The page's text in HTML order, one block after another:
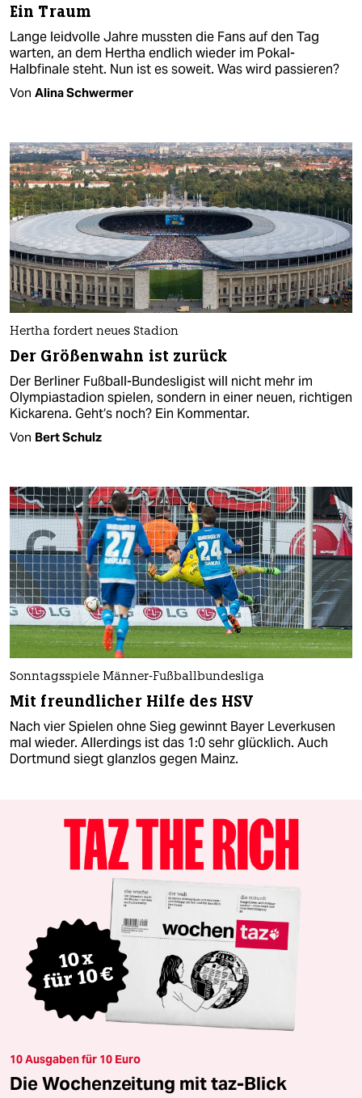
Ein Traum
Lange leidvolle Jahre mussten die Fans auf den Tag
warten, an dem Hertha endlich wieder im Pokal-
Halbfinale steht. Nun ist es soweit. Was wird passieren?
Von Alina Schwermer
Hertha fordert neues Stadion
Der Größenwahn ist zurück
Der Berliner Fußball-Bundesligist will nicht mehr im
Olympiastadion spielen, sondern in einer neuen, richtigen
Kickarena. Geht‘s noch? Ein Kommentar.
Von Bert Schulz
Sonntagsspiele Männer-Fußballbundesliga
Mit freundlicher Hilfe des HSV
Nach vier Spielen ohne Sieg gewinnt Bayer Leverkusen
mal wieder. Allerdings ist das 1:0 sehr glücklich. Auch
Dortmund siegt glanzlos gegen Mainz.
10 Ausgaben für 10 Euro
Die Wochenzeitung mit taz-Blick